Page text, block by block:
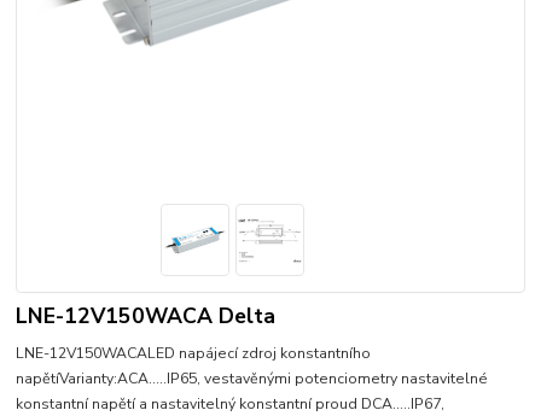
LNE-12V150WACA Delta
LNE-12V150WACALED napájecí zdroj konstantního
napětíVarianty:ACA.....IP65, vestavěnými potenciometry nastavitelné
konstantní napětí a nastavitelný konstantní proud DCA.....IP67,